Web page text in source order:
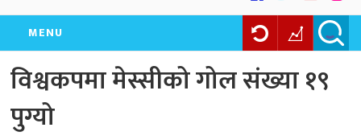
MENU
विश्वकपमा मेस्सीको गोल संख्या १९
पुग्यो